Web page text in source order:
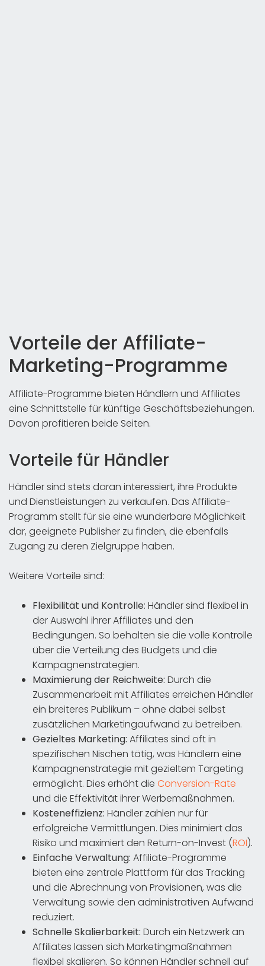
Vorteile der Affiliate-
Marketing-Programme
Affiliate-Programme bieten Händlern und Affiliates
eine Schnittstelle für künftige Geschäftsbeziehungen.
Davon profitieren beide Seiten.
Vorteile für Händler
Händler sind stets daran interessiert, ihre Produkte
und Dienstleistungen zu verkaufen. Das Affiliate-
Programm stellt für sie eine wunderbare Möglichkeit
dar, geeignete Publisher zu finden, die ebenfalls
Zugang zu deren Zielgruppe haben.
Weitere Vorteile sind:
Flexibilität und Kontrolle: Händler sind flexibel in
der Auswahl ihrer Affiliates und den
Bedingungen. So behalten sie die volle Kontrolle
über die Verteilung des Budgets und die
Kampagnenstrategien.
Maximierung der Reichweite: Durch die
Zusammenarbeit mit Affiliates erreichen Händler
ein breiteres Publikum – ohne dabei selbst
zusätzlichen Marketingaufwand zu betreiben.
Gezieltes Marketing: Affiliates sind oft in
spezifischen Nischen tätig, was Händlern eine
Kampagnenstrategie mit gezieltem Targeting
ermöglicht. Dies erhöht die Conversion-Rate
und die Effektivität ihrer Werbemaßnahmen.
Kosteneffizienz: Händler zahlen nur für
erfolgreiche Vermittlungen. Dies minimiert das
Risiko und maximiert den Return-on-Invest (ROI).
Einfache Verwaltung: Affiliate-Programme
bieten eine zentrale Plattform für das Tracking
und die Abrechnung von Provisionen, was die
Verwaltung sowie den administrativen Aufwand
reduziert.
Schnelle Skalierbarkeit: Durch ein Netzwerk an
Affiliates lassen sich Marketingmaßnahmen
flexibel skalieren. So können Händler schnell auf